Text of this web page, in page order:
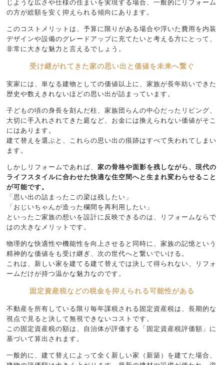
じような広さや仕様の住まいを実現する場合、一般的にリフォーム
の方が総額を安く抑えられる傾向にあります。
このコストメリットは、予算に限りがある場合や浮いた費用を内装
デザインや設備のグレードアップに充てたいと考える方にとって、
非常に大きな魅力と言えるでしょう。
受け継がれてきた家の思い出と価値を未来へ繋ぐ
実家には、単なる建物としての価値以上に、家族が長年紡いできた
歴史や数えきれないほどの思い出が詰まっています。
子どもの頃の身長を刻んだ柱、家族団らんの中心だったリビング、
大切に手入れされてきた庭など、お金には換えられない価値がそこ
にはあります。
建て替えを選ぶと、これらの思い出の痕跡はすべて失われてしまい
ます。
しかしリフォームであれば、 家の骨格や面影を残しながら、現代の
ライフスタイルに合わせた快適な住空間へと生まれ変わらせること
が可能です。
「思い出の詰まったこの梁は残したい」
「おじいちゃんが造った欄間を再利用したい」
といったご家族の想いを設計に反映できるのは、リフォームならで
はの大きなメリットです。
物理的な快適性や機能性を向上させると同時に、家族の記憶という
精神的な価値をも受け継ぎ、次の世代へと繋いでいける。
これは、新しい家を建てる建て替えでは決して得られない、リフォ
ームだけが持つ温かな魅力なのです。
固定資産税などの税金を抑えられる可能性がある
不動産を所有している限り毎年課税される固定資産税は、長期的な
視点で見ると決して無視できないコストです。
この固定資産税の額は、自治体が評価する「固定資産税評価額」に
基づいて算出されます。
一般的に、建て替えによって全く新しい家（新築）を建てた場合、